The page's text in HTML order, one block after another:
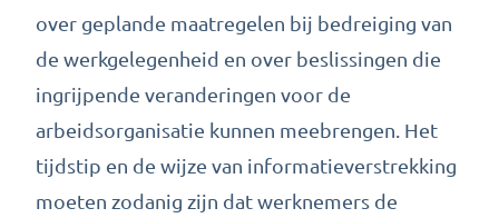
over geplande maatregelen bij bedreiging van
de werkgelegenheid en over beslissingen die
ingrijpende veranderingen voor de
arbeidsorganisatie kunnen meebrengen. Het
tijdstip en de wijze van informatieverstrekking
moeten zodanig zijn dat werknemers de